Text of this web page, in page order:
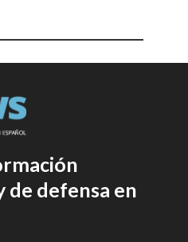
de defensa en